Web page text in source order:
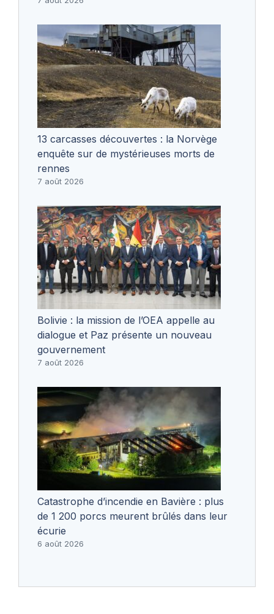
13 carcasses découvertes : la Norvège
enquête sur de mystérieuses morts de
rennes
7 août 2026
Bolivie : la mission de l’OEA appelle au
dialogue et Paz présente un nouveau
gouvernement
7 août 2026
Catastrophe d’incendie en Bavière : plus
de 1 200 porcs meurent brûlés dans leur
écurie
6 août 2026